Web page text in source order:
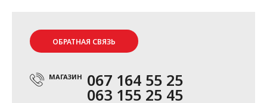
ОБРАТНАЯ СВЯЗЬ
МАГАЗИН 067 164 55 25
063 155 25 45